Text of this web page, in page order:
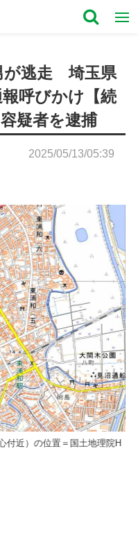
が逃走 埼玉県
呼びかけ【続
疑者を逮捕
2025/05/13/05:39
付近）の位置＝国土地理院H